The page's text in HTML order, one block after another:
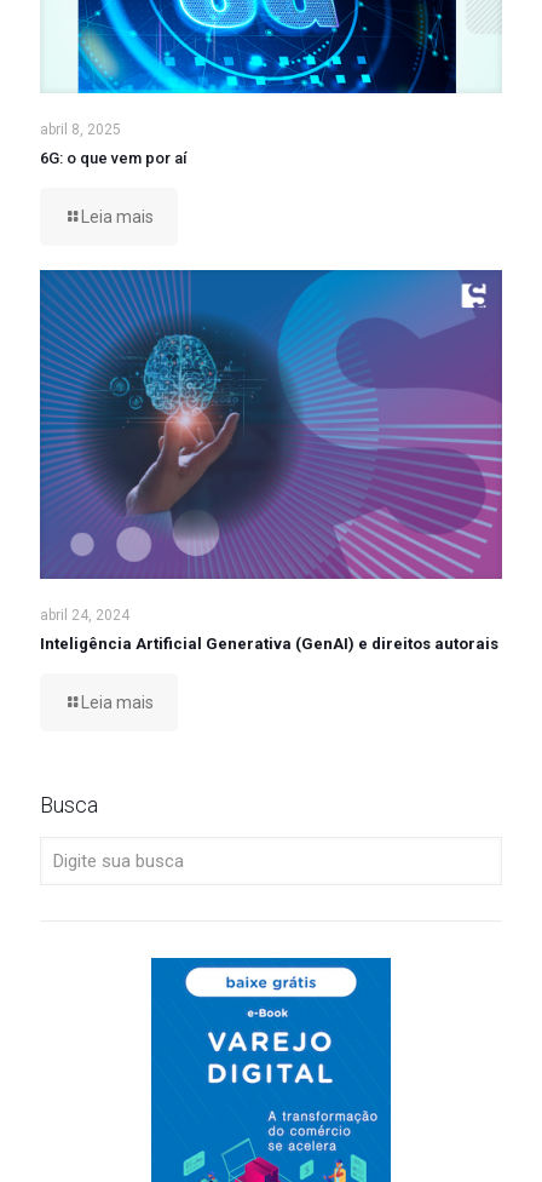
abril 8, 2025
6G: o que vem por aí
Leia mais
abril 24, 2024
Inteligência Artificial Generativa (GenAI) e direitos autorais
Leia mais
Busca